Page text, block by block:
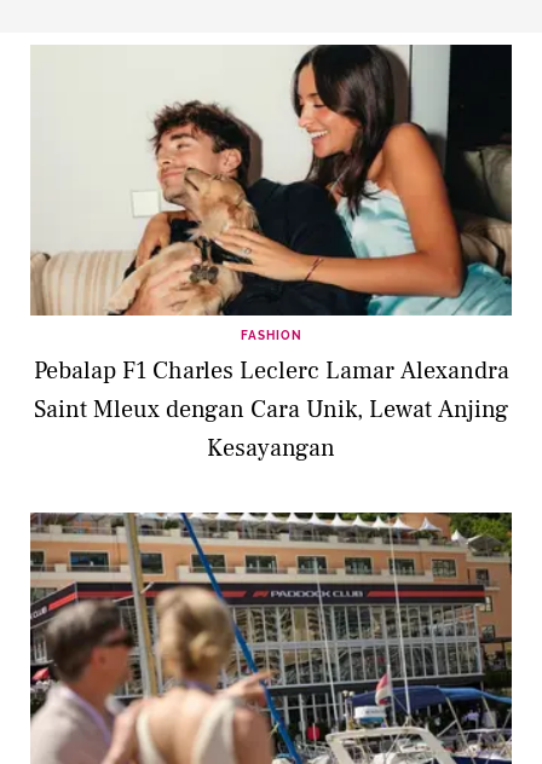
FASHION
Pebalap F1 Charles Leclerc Lamar Alexandra
Saint Mleux dengan Cara Unik, Lewat Anjing
Kesayangan